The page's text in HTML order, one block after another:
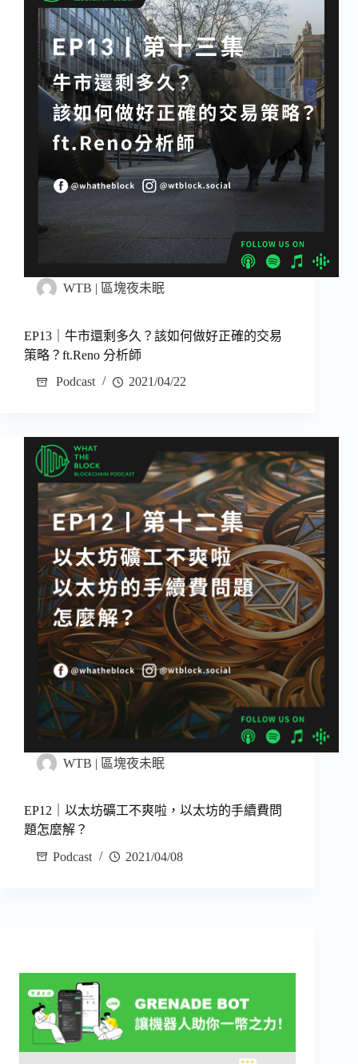
WTB | 區塊夜未眠
EP13｜牛市還剩多久？該如何做好正確的交易
策略？ft.Reno 分析師
Podcast
2021/04/22
WTB | 區塊夜未眠
EP12｜以太坊礦工不爽啦，以太坊的手續費問
題怎麼解？
Podcast
2021/04/08